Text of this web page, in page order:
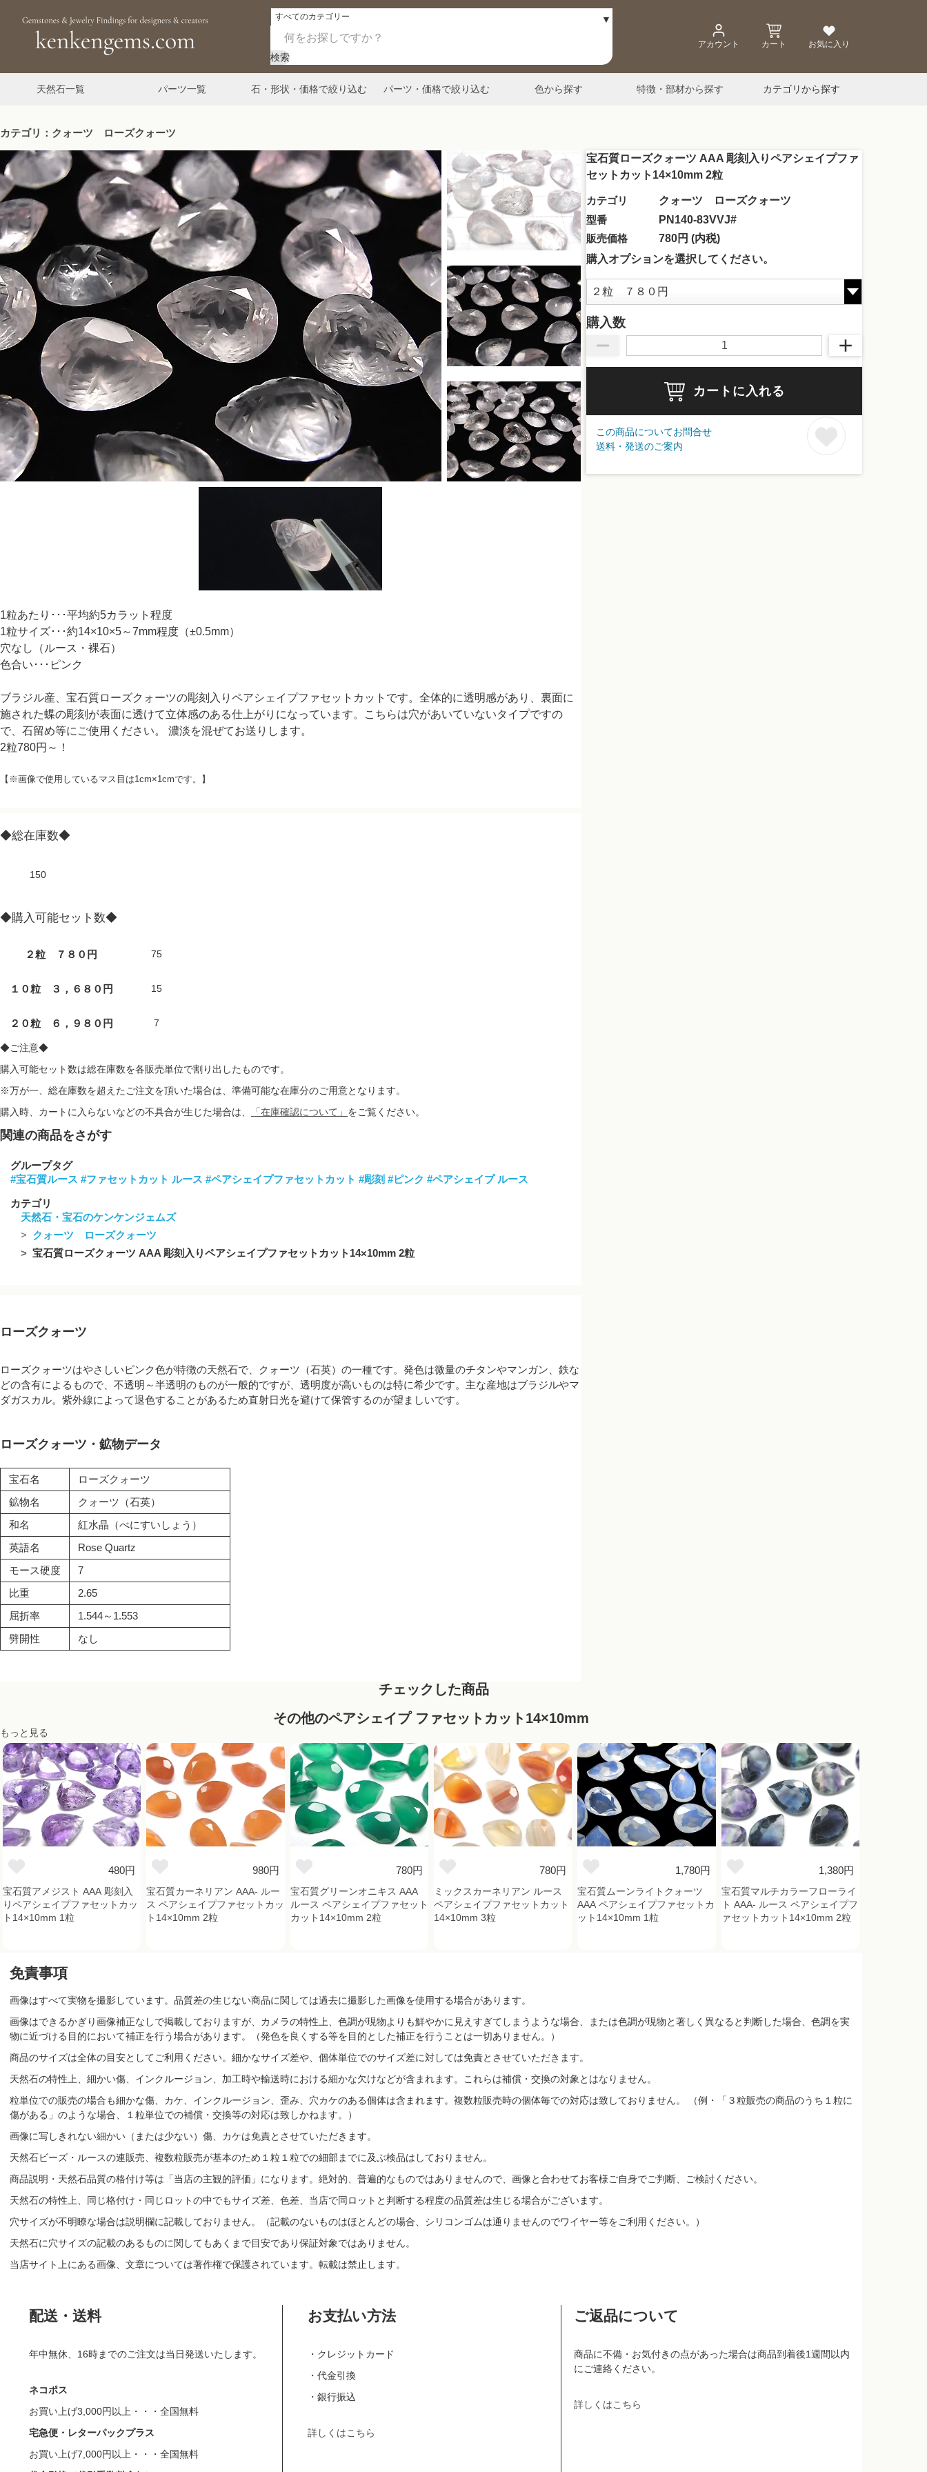
検索
アカウント カート お気に入り
天然石一覧 パーツ一覧 石・形状・価格で絞り込む パーツ・価格で絞り込む 色から探す 特徴・部材から探す カテゴリから探す
カテゴリ：クォーツ ローズクォーツ
宝石質ローズクォーツ AAA 彫刻入りペアシェイプファ
セットカット14×10mm 2粒
カテゴリ
クォーツ ローズクォーツ
型番
PN140-83VVJ#
販売価格
780円 (内税)
購入オプションを選択してください。
購入数
カートに入れる
この商品についてお問合せ
送料・発送のご案内
1粒あたり･･･平均約5カラット程度
1粒サイズ･･･約14×10×5～7mm程度（±0.5mm）
穴なし（ルース・裸石）
色合い･･･ピンク
ブラジル産、宝石質ローズクォーツの彫刻入りペアシェイプファセットカットです。全体的に透明感があり、裏面に
施された蝶の彫刻が表面に透けて立体感のある仕上がりになっています。こちらは穴があいていないタイプですの
で、石留め等にご使用ください。 濃淡を混ぜてお送りします。
2粒780円～！
【※画像で使用しているマス目は1cm×1cmです。】
◆総在庫数◆
150
◆購入可能セット数◆
２粒 ７８０円 75
１０粒 ３，６８０円 15
２０粒 ６，９８０円 7
◆ご注意◆
購入可能セット数は総在庫数を各販売単位で割り出したものです。
※万が一、総在庫数を超えたご注文を頂いた場合は、準備可能な在庫分のご用意となります。
購入時、カートに入らないなどの不具合が生じた場合は、
「在庫確認について」 をご覧ください。
関連の商品をさがす
グループタグ
#宝石質ルース #ファセットカット ルース #ペアシェイプファセットカット #彫刻 #ピンク #ペアシェイプ ルース
カテゴリ
天然石・宝石のケンケンジェムズ
クォーツ ローズクォーツ
宝石質ローズクォーツ AAA 彫刻入りペアシェイプファセットカット14×10mm 2粒
ローズクォーツ
ローズクォーツはやさしいピンク色が特徴の天然石で、クォーツ（石英）の一種です。発色は微量のチタンやマンガン、鉄な
どの含有によるもので、不透明～半透明のものが一般的ですが、透明度が高いものは特に希少です。主な産地はブラジルやマ
ダガスカル。紫外線によって退色することがあるため直射日光を避けて保管するのが望ましいです。
ローズクォーツ・鉱物データ
宝石名
ローズクォーツ
鉱物名
クォーツ（石英）
和名
紅水晶（べにすいしょう）
英語名
Rose Quartz
モース硬度
7
比重
2.65
屈折率
1.544～1.553
劈開性
なし
チェックした商品
その他のペアシェイプ ファセットカット14×10mm
もっと見る
480円
宝石質アメジスト AAA 彫刻入
りペアシェイプファセットカッ
ト14×10mm 1粒
980円
宝石質カーネリアン AAA- ルー
ス ペアシェイプファセットカッ
ト14×10mm 2粒
780円
宝石質グリーンオニキス AAA
ルース ペアシェイプファセット
カット14×10mm 2粒
780円
ミックスカーネリアン ルース
ペアシェイプファセットカット
14×10mm 3粒
1,780円
宝石質ムーンライトクォーツ
AAA ペアシェイプファセットカ
ット14×10mm 1粒
1,380円
宝石質マルチカラーフローライ
ト AAA- ルース ペアシェイプフ
ァセットカット14×10mm 2粒
免責事項
画像はすべて実物を撮影しています。品質差の生じない商品に関しては過去に撮影した画像を使用する場合があります。
画像はできるかぎり画像補正なしで掲載しておりますが、カメラの特性上、色調が現物よりも鮮やかに見えすぎてしまうような場合、または色調が現物と著しく異なると判断した場合、色調を実
物に近づける目的において補正を行う場合があります。（発色を良くする等を目的とした補正を行うことは一切ありません。）
商品のサイズは全体の目安としてご利用ください。細かなサイズ差や、個体単位でのサイズ差に対しては免責とさせていただきます。
天然石の特性上、細かい傷、インクルージョン、加工時や輸送時における細かな欠けなどが含まれます。これらは補償・交換の対象とはなりません。
粒単位での販売の場合も細かな傷、カケ、インクルージョン、歪み、穴カケのある個体は含まれます。複数粒販売時の個体毎での対応は致しておりません。 （例・「３粒販売の商品のうち１粒に
傷がある」のような場合、１粒単位での補償・交換等の対応は致しかねます。）
画像に写しきれない細かい（または少ない）傷、カケは免責とさせていただきます。
天然石ビーズ・ルースの連販売、複数粒販売が基本のため１粒１粒での細部までに及ぶ検品はしておりません。
商品説明・天然石品質の格付け等は「当店の主観的評価」になります。絶対的、普遍的なものではありませんので、画像と合わせてお客様ご自身でご判断、ご検討ください。
天然石の特性上、同じ格付け・同じロットの中でもサイズ差、色差、当店で同ロットと判断する程度の品質差は生じる場合がございます。
穴サイズが不明瞭な場合は説明欄に記載しておりません。（記載のないものはほとんどの場合、シリコンゴムは通りませんのでワイヤー等をご利用ください。）
天然石に穴サイズの記載のあるものに関してもあくまで目安であり保証対象ではありません。
当店サイト上にある画像、文章については著作権で保護されています。転載は禁止します。
配送・送料
年中無休、16時までのご注文は当日発送いたします。
ネコポス
お買い上げ3,000円以上・・・全国無料
宅急便・レターパックプラス
お買い上げ7,000円以上・・・全国無料
お支払い方法
・クレジットカード
・代金引換
・銀行振込
詳しくはこちら
ご返品について
商品に不備・お気付きの点があった場合は商品到着後1週間以内
にご連絡ください。
詳しくはこちら